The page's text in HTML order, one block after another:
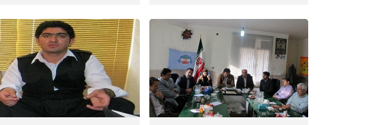
هۆشبەر بڵاو دەكاتەوە
دەستبەسەر كرد